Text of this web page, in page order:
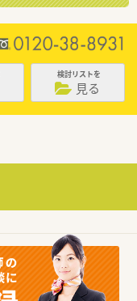
検討リストを
見る